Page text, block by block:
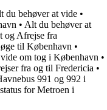
du behøver at vide •
• Alt du behøver at
og Afrejse fra
til København •
om tog i København •
fra og til Fredericia •
991 og 992 i
for Metroen i